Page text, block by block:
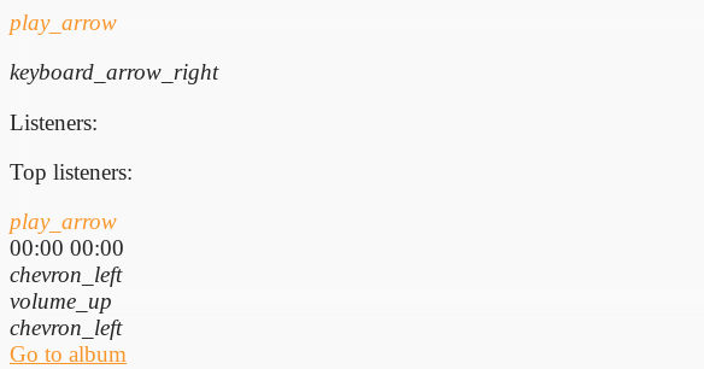
play_arrow
keyboard_arrow_right
Listeners:
Top listeners:
play_arrow
00:00 00:00
chevron_left
volume_up
chevron_left
Go to album